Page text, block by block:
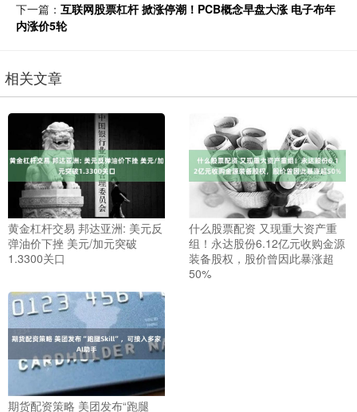
下一篇： 互联网股票杠杆 掀涨停潮！PCB概念早盘大涨 电子布年
内涨价5轮
相关文章
黄金杠杆交易 邦达亚洲: 美元反
弹油价下挫 美元/加元突破
1.3300关口
什么股票配资 又现重大资产重
组！永达股份6.12亿元收购金源
装备股权，股价曾因此暴涨超
50%
期货配资策略 美团发布“跑腿